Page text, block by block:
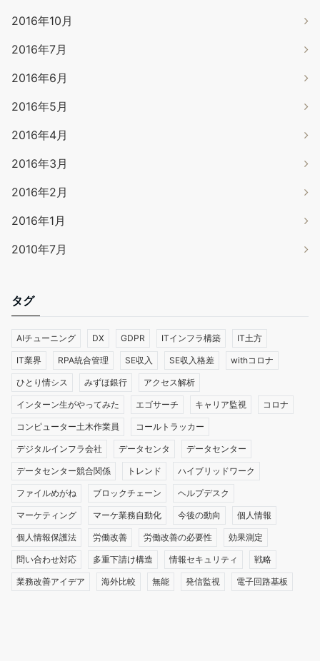
2016年10月
2016年7月
2016年6月
2016年5月
2016年4月
2016年3月
2016年2月
2016年1月
2010年7月
タグ
AIチューニング DX GDPR ITインフラ構築 IT土方
IT業界 RPA統合管理 SE収入 SE収入格差 withコロナ
ひとり情シス みずほ銀行 アクセス解析
インターン生がやってみた エゴサーチ キャリア監視 コロナ
コンピューター土木作業員 コールトラッカー
デジタルインフラ会社 データセンタ データセンター
データセンター競合関係 トレンド ハイブリッドワーク
ファイルめがね ブロックチェーン ヘルプデスク
マーケティング マーケ業務自動化 今後の動向 個人情報
個人情報保護法 労働改善 労働改善の必要性 効果測定
問い合わせ対応 多重下請け構造 情報セキュリティ 戦略
業務改善アイデア 海外比較 無能 発信監視 電子回路基板